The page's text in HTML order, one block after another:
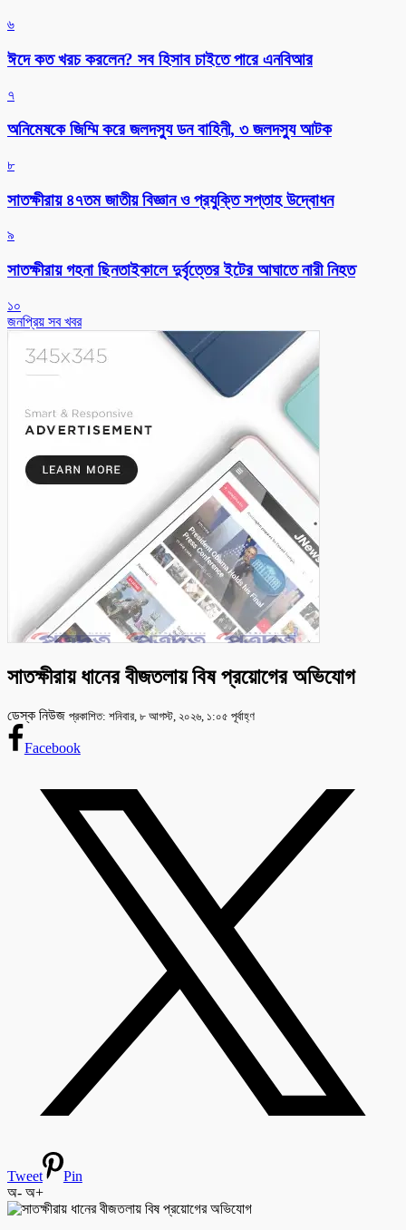
৬
ঈদে কত খরচ করলেন? সব হিসাব চাইতে পারে এনবিআর
৭
অনিমেষকে জিম্মি করে জলদস্যু ডন বাহিনী, ৩ জলদস্যু আটক
৮
সাতক্ষীরায় ৪৭তম জাতীয় বিজ্ঞান ও প্রযুক্তি সপ্তাহ উদ্বোধন
৯
সাতক্ষীরায় গহনা ছিনতাইকালে দুর্বৃত্তের ইটের আঘাতে নারী নিহত
১০
জনপ্রিয় সব খবর
সাতক্ষীরায় ধানের বীজতলায় বিষ প্রয়োগের অভিযোগ
ডেস্ক নিউজ প্রকাশিত: শনিবার, ৮ আগস্ট, ২০২৬, ১:০৫ পূর্বাহ্ণ
Facebook
Tweet
Pin
অ- অ+